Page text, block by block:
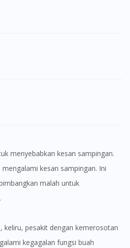
menyebabkan kesan sampingan.
kesan sampingan. Ini
malah untuk
kegagalan fungsi buah